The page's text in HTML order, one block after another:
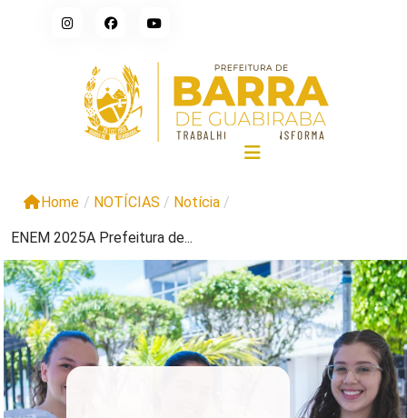
Home / NOTÍCIAS / Notícia /
ENEM 2025A Prefeitura de...